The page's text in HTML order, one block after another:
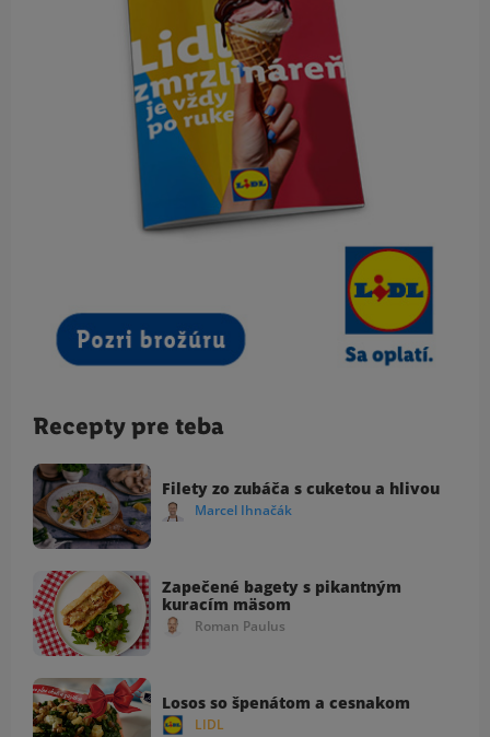
Recepty pre teba
Filety zo zubáča s cuketou a hlivou
Marcel Ihnačák
Zapečené bagety s pikantným
kuracím mäsom
Roman Paulus
Losos so špenátom a cesnakom
LIDL